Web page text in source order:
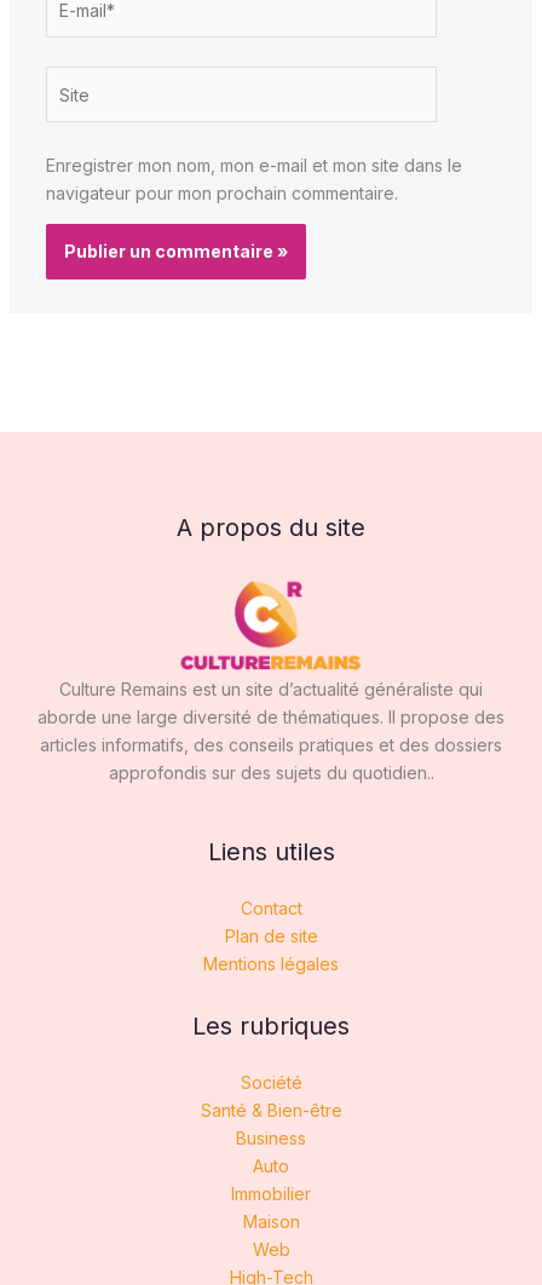
mail*
Enregistrer mon nom, mon e-mail et mon site dans le
navigateur pour mon prochain commentaire.
A propos du site
Culture Remains est un site d’actualité généraliste qui
aborde une large diversité de thématiques. Il propose des
articles informatifs, des conseils pratiques et des dossiers
approfondis sur des sujets du quotidien..
Liens utiles
Contact
Plan de site
Mentions légales
Les rubriques
Société
Santé & Bien-être
Business
Auto
Immobilier
Maison
Web
High-Tech